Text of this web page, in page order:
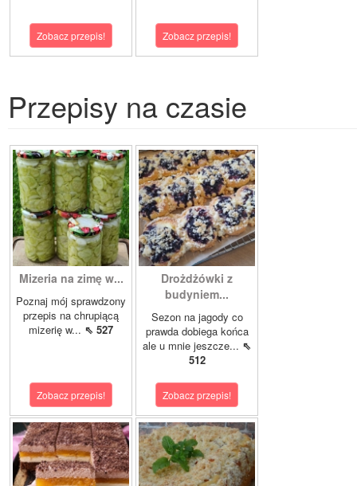
Zobacz przepis! Zobacz przepis!
Przepisy na czasie
Mizeria na zimę w...
Poznaj mój sprawdzony
przepis na chrupiącą
mizerię w... ⇖ 527
Zobacz przepis!
Drożdżówki z
budyniem...
Sezon na jagody co
prawda dobiega końca
ale u mnie jeszcze... ⇖
512
Zobacz przepis!